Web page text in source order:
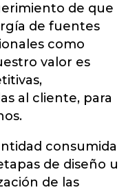
de que
de fuentes
como
valor es
al cliente, para
consumida
de diseño u
de las